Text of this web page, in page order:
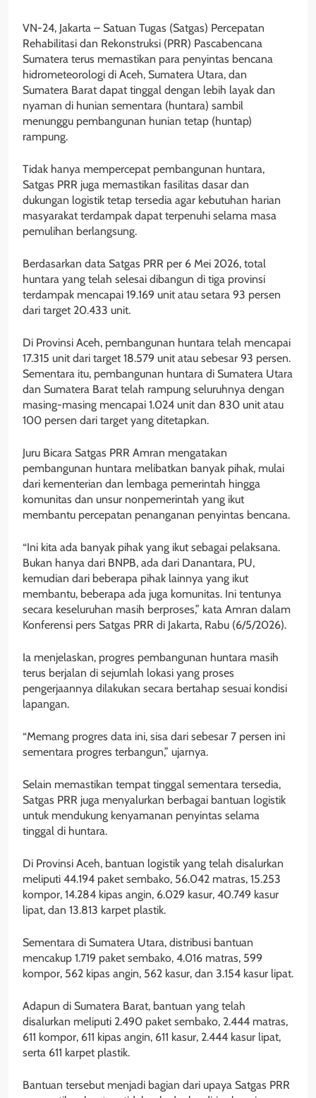
VN-24, Jakarta – Satuan Tugas (Satgas) Percepatan
Rehabilitasi dan Rekonstruksi (PRR) Pascabencana
Sumatera terus memastikan para penyintas bencana
hidrometeorologi di Aceh, Sumatera Utara, dan
Sumatera Barat dapat tinggal dengan lebih layak dan
nyaman di hunian sementara (huntara) sambil
menunggu pembangunan hunian tetap (huntap)
rampung.
Tidak hanya mempercepat pembangunan huntara,
Satgas PRR juga memastikan fasilitas dasar dan
dukungan logistik tetap tersedia agar kebutuhan harian
masyarakat terdampak dapat terpenuhi selama masa
pemulihan berlangsung.
Berdasarkan data Satgas PRR per 6 Mei 2026, total
huntara yang telah selesai dibangun di tiga provinsi
terdampak mencapai 19.169 unit atau setara 93 persen
dari target 20.433 unit.
Di Provinsi Aceh, pembangunan huntara telah mencapai
17.315 unit dari target 18.579 unit atau sebesar 93 persen.
Sementara itu, pembangunan huntara di Sumatera Utara
dan Sumatera Barat telah rampung seluruhnya dengan
masing-masing mencapai 1.024 unit dan 830 unit atau
100 persen dari target yang ditetapkan.
Juru Bicara Satgas PRR Amran mengatakan
pembangunan huntara melibatkan banyak pihak, mulai
dari kementerian dan lembaga pemerintah hingga
komunitas dan unsur nonpemerintah yang ikut
membantu percepatan penanganan penyintas bencana.
“Ini kita ada banyak pihak yang ikut sebagai pelaksana.
Bukan hanya dari BNPB, ada dari Danantara, PU,
kemudian dari beberapa pihak lainnya yang ikut
membantu, beberapa ada juga komunitas. Ini tentunya
secara keseluruhan masih berproses,” kata Amran dalam
Konferensi pers Satgas PRR di Jakarta, Rabu (6/5/2026).
Ia menjelaskan, progres pembangunan huntara masih
terus berjalan di sejumlah lokasi yang proses
pengerjaannya dilakukan secara bertahap sesuai kondisi
lapangan.
“Memang progres data ini, sisa dari sebesar 7 persen ini
sementara progres terbangun,” ujarnya.
Selain memastikan tempat tinggal sementara tersedia,
Satgas PRR juga menyalurkan berbagai bantuan logistik
untuk mendukung kenyamanan penyintas selama
tinggal di huntara.
Di Provinsi Aceh, bantuan logistik yang telah disalurkan
meliputi 44.194 paket sembako, 56.042 matras, 15.253
kompor, 14.284 kipas angin, 6.029 kasur, 40.749 kasur
lipat, dan 13.813 karpet plastik.
Sementara di Sumatera Utara, distribusi bantuan
mencakup 1.719 paket sembako, 4.016 matras, 599
kompor, 562 kipas angin, 562 kasur, dan 3.154 kasur lipat.
Adapun di Sumatera Barat, bantuan yang telah
disalurkan meliputi 2.490 paket sembako, 2.444 matras,
611 kompor, 611 kipas angin, 611 kasur, 2.444 kasur lipat,
serta 611 karpet plastik.
Bantuan tersebut menjadi bagian dari upaya Satgas PRR